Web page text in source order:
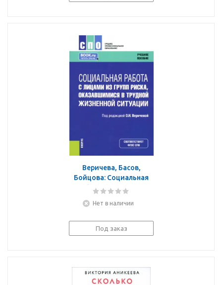
Веричева, Басов,
Бойцова: Социальная
работа с лицами из
оказавшимися в
ситуации
Нет в наличии
Под заказ